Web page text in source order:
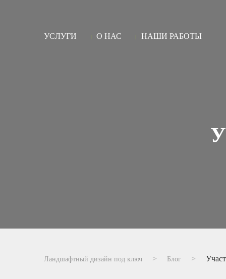
УСЛУГИ О НАС НАШИ РАБОТЫ
Ландшафтный дизайн под ключ Блог